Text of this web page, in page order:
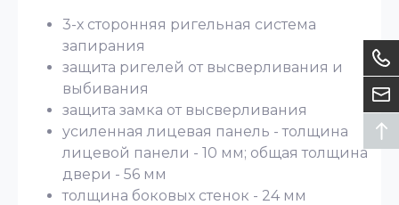
3-х сторонняя ригельная система
запирания
защита ригелей от высверливания и
выбивания
защита замка от высверливания
усиленная лицевая панель - толщина
лицевой панели - 10 мм; общая толщина
двери - 56 мм
толщина боковых стенок - 24 мм